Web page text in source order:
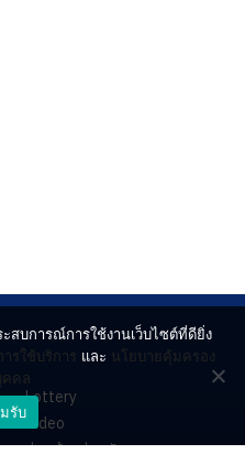
Lottery
Video
ร่วมด้วยช่วยกัน
สบการณ์การใช้งานเว็บไซต์ที่ดียิ่ง
รใช้บริการ และ นโยบายคุ้มครอง
คคล
รับ